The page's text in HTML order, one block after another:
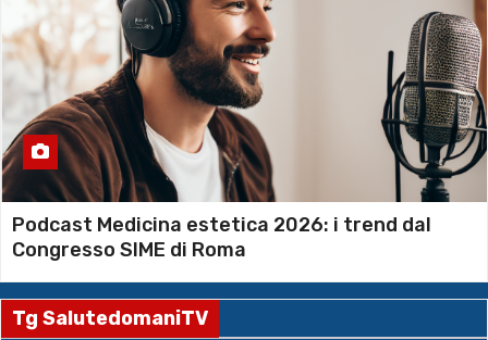
Podcast Medicina estetica 2026: i trend dal
Congresso SIME di Roma
Tg SalutedomaniTV